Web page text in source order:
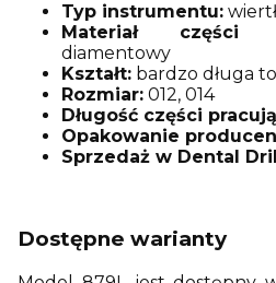
Typ instrumentu:
Materiał części
diamentowy
Kształt: bardzo długa
Rozmiar: 012, 014
Długość części
Opakowanie
Sprzedaż w Dental
Dostępne warianty